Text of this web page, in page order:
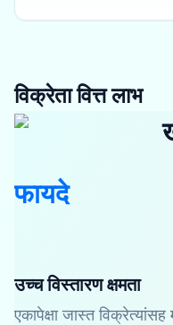
विक्रेता वित्त लाभ
फायदे
उच्च विस्तारण क्षमता
एकापेक्षा जास्त